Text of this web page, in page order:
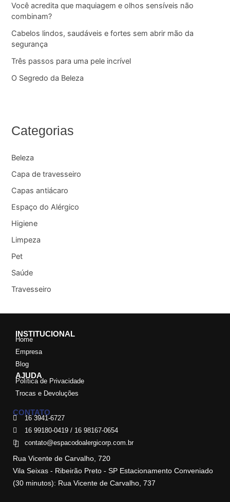
Você acredita que maquiagem e olhos sensíveis não
combinam?
Cabelos lindos, saudáveis e fortes sem abrir mão da
segurança
Três passos para uma pele incrível
O Segredo da Beleza
Categorias
Beleza
Capa de travesseiro
Capas antiácaro
Espaço do Alérgico
Higiene
Limpeza
Pet
Saúde
Travesseiro
INSTITUCIONAL
Home
Empresa
Blog
AJUDA
Política de Privacidade
Trocas e Devoluções
CONTATO
16 3941-6727
16 99180-0419 / 16 98167-0654
contato@espacodoalergicorp.com.br
Rua Vicente de Carvalho, 720
Vila Seixas - Ribeirão Preto - SP Estacionamento Conveniado
(30 minutos): Rua Vicente de Carvalho, 737